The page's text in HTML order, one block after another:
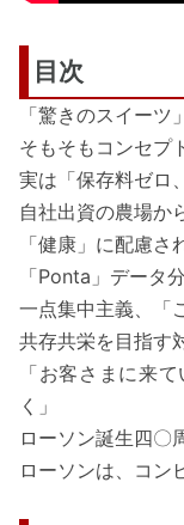
目次
「驚きのスイー
そもそもコンセプ
実は「保存料ゼロ
自社出資の農場か
「健康」に配慮
「Ponta」データ
一点集中主義、「
共存共栄を目指す
「お客さまに来
く」
ローソン誕生四〇
ローソンは、コン